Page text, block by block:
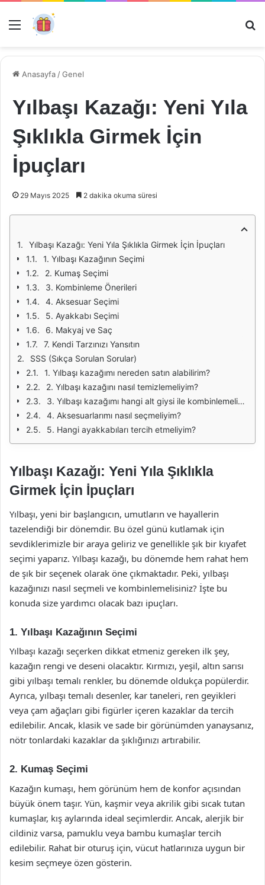
Menü
Anasayfa /Genel
Yılbaşı Kazağı: Yeni Yıla
Şıklıkla Girmek İçin
İpuçları
29 Mayıs 2025 2 dakika okuma süresi
Yılbaşı Kazağı: Yeni Yıla Şıklıkla Girmek İçin İpuçları
1. Yılbaşı Kazağının Seçimi
2. Kumaş Seçimi
3. Kombinleme Önerileri
4. Aksesuar Seçimi
5. Ayakkabı Seçimi
6. Makyaj ve Saç
7. Kendi Tarzınızı Yansıtın
SSS (Sıkça Sorulan Sorular)
1. Yılbaşı kazağımı nereden satın alabilirim?
2. Yılbaşı kazağını nasıl temizlemeliyim?
3. Yılbaşı kazağımı hangi alt giysi ile kombinlemeliyim?
4. Aksesuarlarımı nasıl seçmeliyim?
5. Hangi ayakkabıları tercih etmeliyim?
Yılbaşı Kazağı: Yeni Yıla Şıklıkla
Girmek İçin İpuçları
Yılbaşı, yeni bir başlangıcın, umutların ve hayallerin
tazelendiği bir dönemdir. Bu özel günü kutlamak için
sevdiklerimizle bir araya geliriz ve genellikle şık bir kıyafet
seçimi yaparız. Yılbaşı kazağı, bu dönemde hem rahat hem
de şık bir seçenek olarak öne çıkmaktadır. Peki, yılbaşı
kazağınızı nasıl seçmeli ve kombinlemelisiniz? İşte bu
konuda size yardımcı olacak bazı ipuçları.
1. Yılbaşı Kazağının Seçimi
Yılbaşı kazağı seçerken dikkat etmeniz gereken ilk şey,
kazağın rengi ve deseni olacaktır. Kırmızı, yeşil, altın sarısı
gibi yılbaşı temalı renkler, bu dönemde oldukça popülerdir.
Ayrıca, yılbaşı temalı desenler, kar taneleri, ren geyikleri
veya çam ağaçları gibi figürler içeren kazaklar da tercih
edilebilir. Ancak, klasik ve sade bir görünümden yanaysanız,
nötr tonlardaki kazaklar da şıklığınızı artırabilir.
2. Kumaş Seçimi
Kazağın kumaşı, hem görünüm hem de konfor açısından
büyük önem taşır. Yün, kaşmir veya akrilik gibi sıcak tutan
kumaşlar, kış aylarında ideal seçimlerdir. Ancak, alerjik bir
cildiniz varsa, pamuklu veya bambu kumaşlar tercih
edilebilir. Rahat bir oturuş için, vücut hatlarınıza uygun bir
kesim seçmeye özen gösterin.